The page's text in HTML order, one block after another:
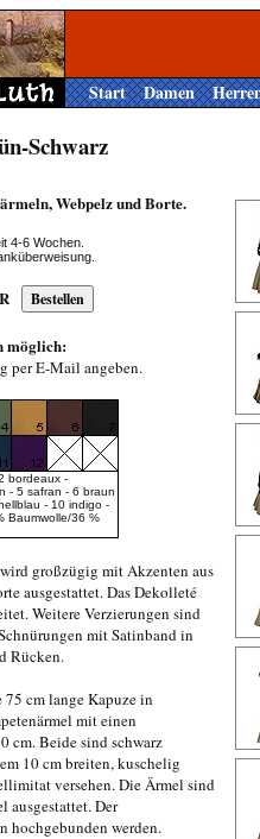
Start Damen
Schwarz
Webpelz und Borte.
4-6 Wochen.
möglich:
per E-Mail angeben.
bordeaux -
- 5 safran - 6 braun
- 10 indigo -
Baumwolle/36 %
großzügig mit Akzenten aus
ausgestattet. Das Dekolleté
Weitere Verzierungen sind
mit Satinband in
Rücken.
75 cm lange Kapuze in
mit einen
cm. Beide sind schwarz
10 cm breiten, kuschelig
versehen. Die Ärmel sind
ausgestattet. Der
hochgebunden werden.